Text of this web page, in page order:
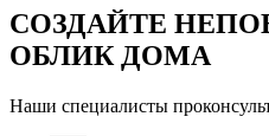
СОЗДАЙТЕ
ОБЛИК ДОМА
Наши специалисты